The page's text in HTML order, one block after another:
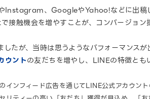
Instagram、GoogleやYahoo!などに出稿
接触機会を増やすことが、コンバージョン
たが、当時は思うようなパフォーマンス
ウントの友だちを増やし、LINEの特徴とも
ンフィード広告を通じてLINE公式アカウン